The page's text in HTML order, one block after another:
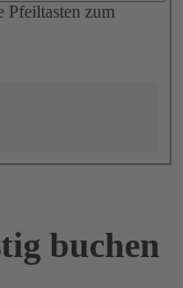
Pfeiltasten zum
buchen